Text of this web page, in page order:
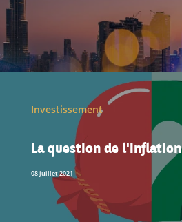
Investissement
La question de l'inflation
08 juillet 2021